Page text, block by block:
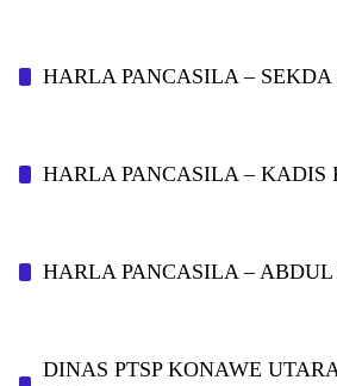
HARLA PANCASILA –
HARLA PANCASILA – KADIS
HARLA PANCASILA –
DINAS PTSP KONAWE